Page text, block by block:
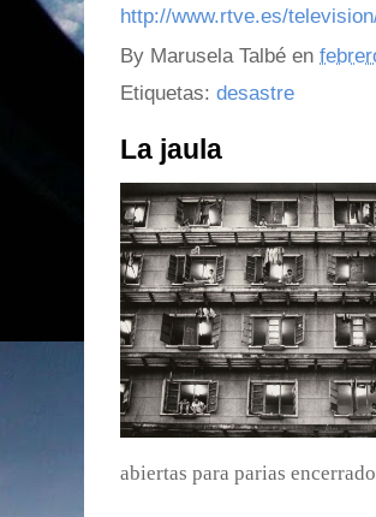
http://www.rtve.es/
By Marusela Talbé en
Etiquetas: desastre
La jaula
abiertas para parias